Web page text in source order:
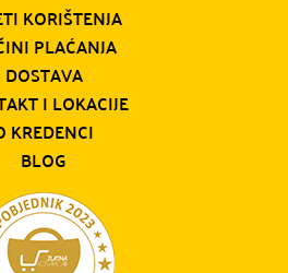
KORIŠTENJA
PLAĆANJA
DOSTAVA
I LOKACIJE
KREDENCI
BLOG